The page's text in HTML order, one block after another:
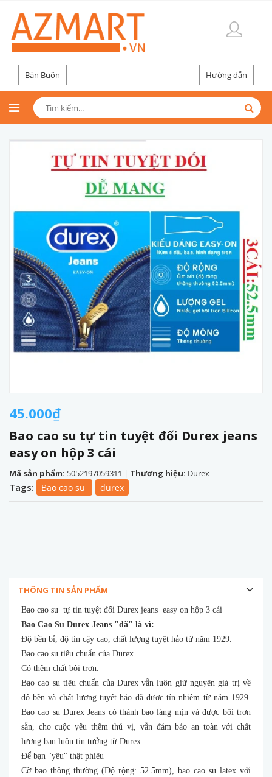
Bán Buôn Hướng dẫn
45.000₫
Bao cao su tự tin tuyệt đối Durex jeans
easy on hộp 3 cái
Mã sản phẩm: 5052197059311 | Thương hiệu: Durex
Tags: Bao cao su durex
THÔNG TIN SẢN PHẨM
Bao cao su tự tin tuyệt đối Durex jeans easy on hộp 3 cái
Bao Cao Su Durex Jeans "đã" là vì:
Độ bền bỉ, độ tin cậy cao, chất lượng tuyệt hảo từ năm 1929.
Bao cao su tiêu chuẩn của Durex.
Có thêm chất bôi trơn.
Bao cao su tiêu chuẩn của Durex vẫn luôn giữ nguyên giá trị về
độ bền và chất lượng tuyệt hảo đã được tín nhiệm từ năm 1929.
Bao cao su Durex Jeans có thành bao láng mịn và được bôi trơn
sẵn, cho cuộc yêu thêm thú vị, vẫn đảm bảo an toàn với chất
lượng bạn luôn tin tưởng từ Durex.
Để bạn "yêu" thật phiêu
Cỡ bao thông thường (Độ rộng: 52.5mm), bao cao su latex với